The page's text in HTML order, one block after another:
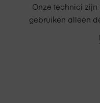
Onze technici
gebruiken alleen